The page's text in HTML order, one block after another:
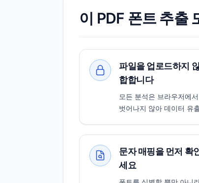
이 PDF 폰트 추출
파일을 업로드하지
합합니다
모든 분석은 브라우저에
벗어나지 않아 데이터 유
문자 매핑을 먼저 확
세요